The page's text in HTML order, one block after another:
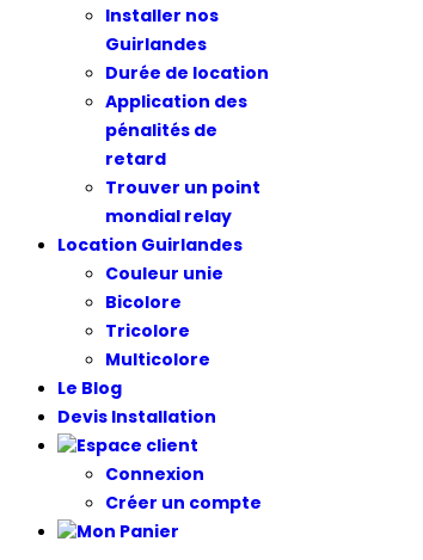
Installer nos
Guirlandes
Durée de location
Application des
pénalités de
retard
Trouver un point
mondial relay
Location Guirlandes
Couleur unie
Bicolore
Tricolore
Multicolore
Le Blog
Devis Installation
Connexion
Créer un compte